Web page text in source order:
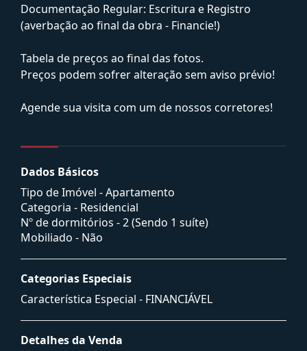
Documentação Regular: Escritura e Registro
(averbação ao final da obra - Financie!)
Tabela de preços ao final das fotos.
Preços podem sofrer alteração sem aviso prévio!
Agende sua visita com um de nossos corretores!
Dados Básicos
Tipo de Imóvel - Apartamento
Categoria - Residencial
Nº de dormitórios - 2 (Sendo 1 suíte)
Mobiliado - Não
Categorias Especiais
Característica Especial - FINANCIÁVEL
Detalhes da Venda